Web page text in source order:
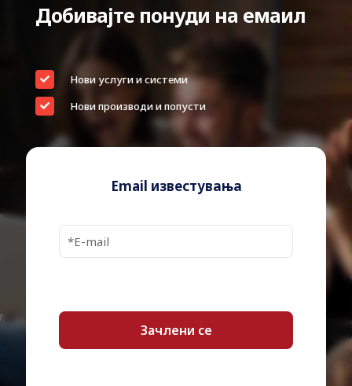
Добивајте понуди на емаил
Нови услуги и системи
Нови производи и попусти
Email известувања